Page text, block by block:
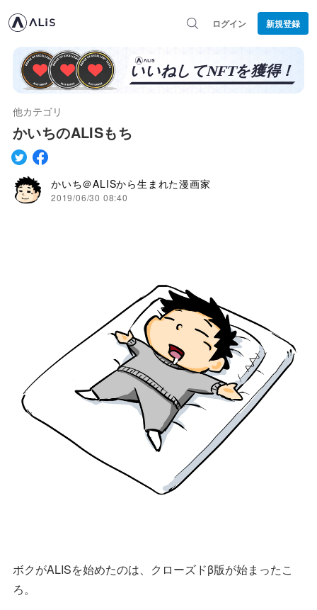
ログイン 新規登録
他カテゴリ
かいちのALISもち
かいち＠ALISから生まれた漫画家
2019/06/30 08:40
ボクがALISを始めたのは、クローズドβ版が始まったこ
ろ。